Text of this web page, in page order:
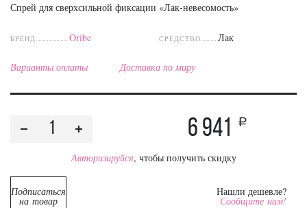
Спрей для сверхсильной фиксации «Лак-невесомость»
БРЕНД Oribe СРЕДСТВО Лак
Варианты оплаты Доставка по миру
6 941 a
Авторизируйся, чтобы получить скидку
Подписаться
на товар
Нашли дешевле?
Сообщите нам!